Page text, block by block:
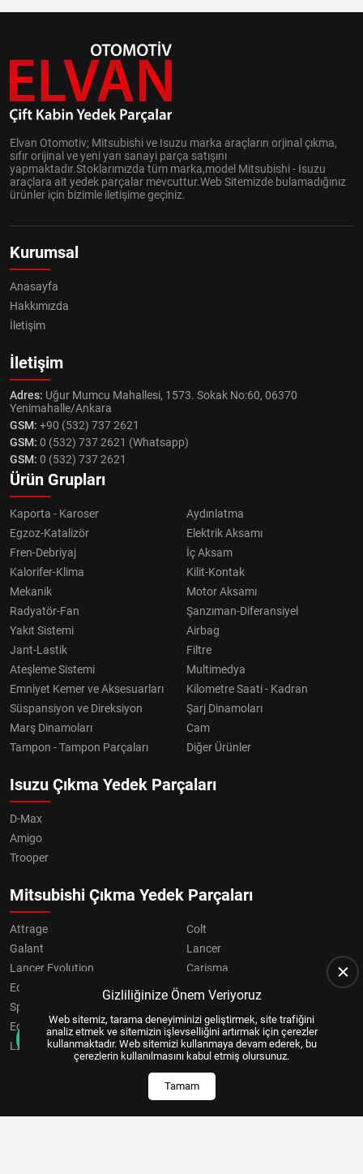
Elvan Otomotiv; Mitsubishi ve Isuzu marka araçların orjinal çıkma,
sıfır orijinal ve yeni yan sanayi parça satışını
yapmaktadır.Stoklarımızda tüm marka,model Mitsubishi - Isuzu
araçlara ait yedek parçalar mevcuttur.Web Sitemizde bulamadığınız
ürünler için bizimle iletişime geçiniz.
Kurumsal
Anasayfa
Hakkımızda
İletişim
İletişim
Adres: Uğur Mumcu Mahallesi, 1573. Sokak No:60, 06370
Yenimahalle/Ankara
GSM: +90 (532) 737 2621
GSM: 0 (532) 737 2621 (Whatsapp)
GSM: 0 (532) 737 2621
Ürün Grupları
Kaporta - Karoser
Aydınlatma
Egzoz-Katalizör
Elektrik Aksamı
Fren-Debriyaj
İç Aksam
Kalorifer-Klima
Kilit-Kontak
Mekanik
Motor Aksamı
Radyatör-Fan
Şanzıman-Diferansiyel
Yakıt Sistemi
Airbag
Jant-Lastik
Filtre
Ateşleme Sistemi
Multimedya
Emniyet Kemer ve Aksesuarları
Kilometre Saati - Kadran
Süspansiyon ve Direksiyon
Şarj Dinamoları
Marş Dinamoları
Cam
Tampon - Tampon Parçaları
Diğer Ürünler
Isuzu Çıkma Yedek Parçaları
D-Max
Amigo
Trooper
Mitsubishi Çıkma Yedek Parçaları
Attrage
Colt
Galant
Lancer
Lancer Evolution
Carisma
Eclipse
Grandis
Space Star
Eclipse Cross
OUTLANDER
L200
Pajero
Gizliliğinize Önem Veriyoruz
Web sitemiz, tarama deneyiminizi geliştirmek, site trafiğini
analiz etmek ve sitemizin işlevselliğini artırmak için çerezler
kullanmaktadır. Web sitemizi kullanmaya devam ederek, bu
çerezlerin kullanılmasını kabul etmiş olursunuz.
Tamam